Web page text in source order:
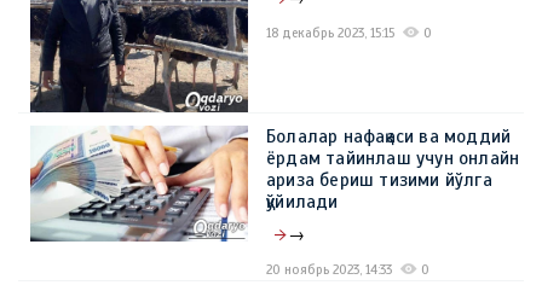
18 декабрь 2023, 15:15 0
Болалар нафақаси ва моддий
ёрдам тайинлаш учун онлайн
ариза бериш тизими йўлга
қўйилади
→
20 ноябрь 2023, 14:33 0